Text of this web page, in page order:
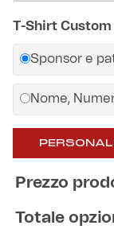
Outlet
Caffè Boasi x
Helan x
Isolani x
Gift Card
T-Shirt Custom
Sponsor e
Nome,
Prezzo
Totale